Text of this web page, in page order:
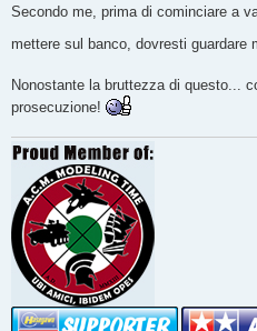
g
o
Secondo me, prima di cominciare a
mettere sul banco, dovresti guardare
Nonostante la bruttezza di questo...
prosecuzione!